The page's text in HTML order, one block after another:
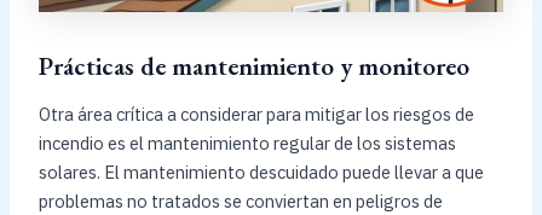
Prácticas de mantenimiento y monitoreo
Otra área crítica a considerar para mitigar los riesgos de
incendio es el mantenimiento regular de los sistemas
solares. El mantenimiento descuidado puede llevar a que
problemas no tratados se conviertan en peligros de